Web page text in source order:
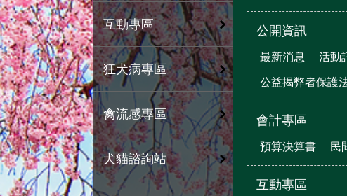
互動專區
狂犬病專區
禽流感專區
犬貓諮詢站
公開資訊
最新消息 活動
公益揭弊者保護
會計專區
預算決算書 民
互動專區